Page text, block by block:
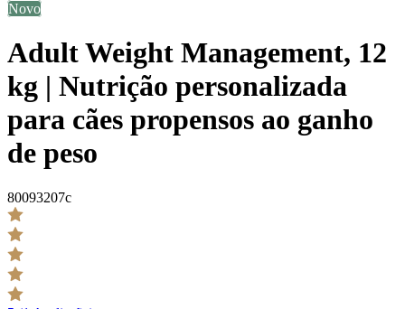
Novo
Adult Weight Management, 12
kg | Nutrição personalizada
para cães propensos ao ganho
de peso
80093207c